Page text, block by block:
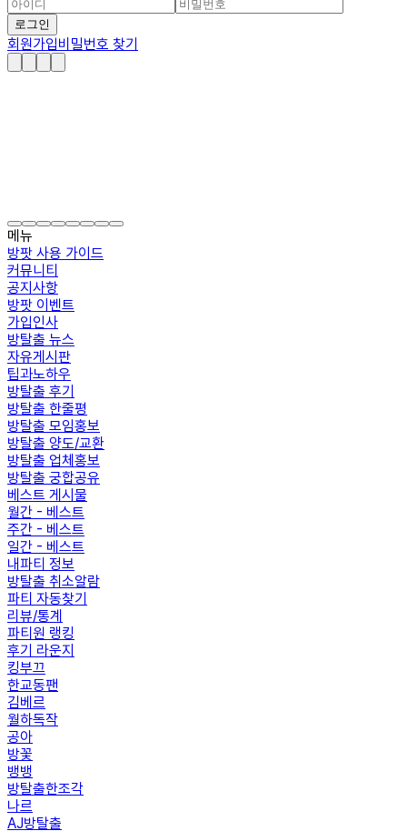
로그인
회원가입비밀번호 찾기
메뉴
방팟 사용 가이드
커뮤니티
공지사항
방팟 이벤트
가입인사
방탈출 뉴스
자유게시판
팁과노하우
방탈출 후기
방탈출 한줄평
방탈출 모임홍보
방탈출 양도/교환
방탈출 업체홍보
방탈출 궁합공유
베스트 게시물
월간 - 베스트
주간 - 베스트
일간 - 베스트
내파티 정보
방탈출 취소알람
파티 자동찾기
리뷰/통계
파티원 랭킹
후기 라운지
킹부끄
한교동팬
김베르
월하독작
공아
방꽃
뱅뱅
방탈출한조각
나르
AJ방탈출